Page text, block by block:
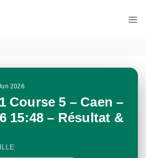
2026
Course 5 – Caen –
15:48 – Résultat &